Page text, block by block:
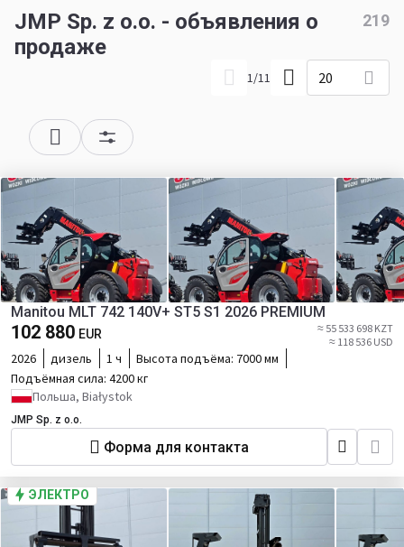
JMP Sp. z o.o. - объявления о
продаже
219
1/11 20
Manitou MLT 742 140V+ ST5 S1 2026 PREMIUM
102 880 EUR
≈ 55 533 698 KZT
≈ 118 536 USD
2026 дизель 1 ч Высота подъёма: 7000 мм
Подъёмная сила: 4200 кг
Польша, Białystok
JMP Sp. z o.o.
Форма для контакта
ЭЛЕКТРО